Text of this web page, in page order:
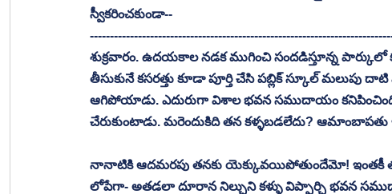
స్వీకరించకుండా--
శుక్రవారం. ఉదయకాల నడక ముగించి సందడిస్తూన్న
తీసుకునే కసరత్తు కూడా పూర్తి చేసి పబ్లిక్ స్కూల్ మలుపు
ఆగిపోయాడు. ఎదురుగా విశాల భవన సముదాయం
చేరుకుంటాడు. మరెందుకిది తన కళ్ళబడలేదు?
నానాటికి ఆదమరపు తనకు యెక్కువయిపోతుందేమో! ఇంతకీ
లోపేగా- అతడలా దూరాన నిల్చుని కళ్ళు విప్పార్చి భవన